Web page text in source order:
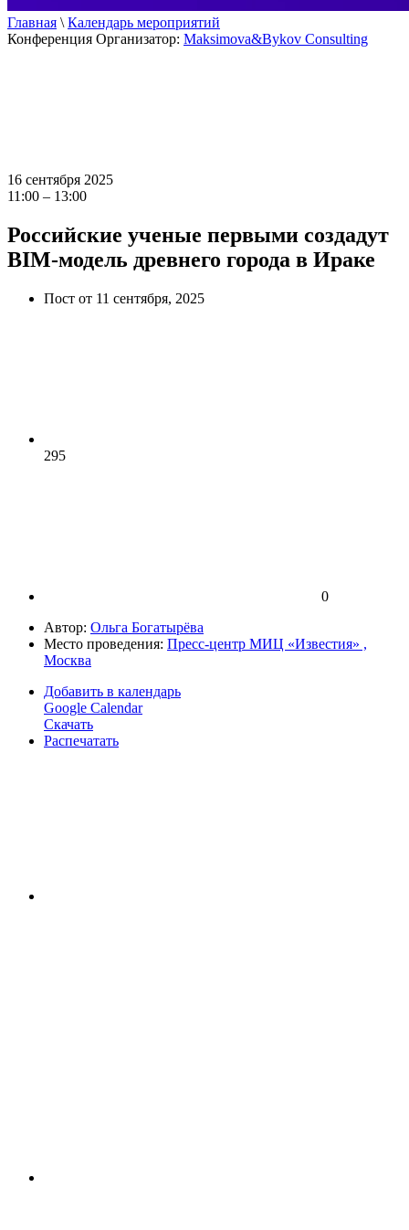
Главная \ Календарь мероприятий
Конференция Организатор: Maksimova&Bykov Consulting
16 сентября 2025
11:00 – 13:00
Российские ученые первыми создадут
BIM-модель древнего города в Ираке
Пост от 11 сентября, 2025
295
0
Автор: Ольга Богатырёва
Место проведения: Пресс-центр МИЦ «Известия» ,
Москва
Добавить в календарь
Google Calendar
Скачать
Распечатать